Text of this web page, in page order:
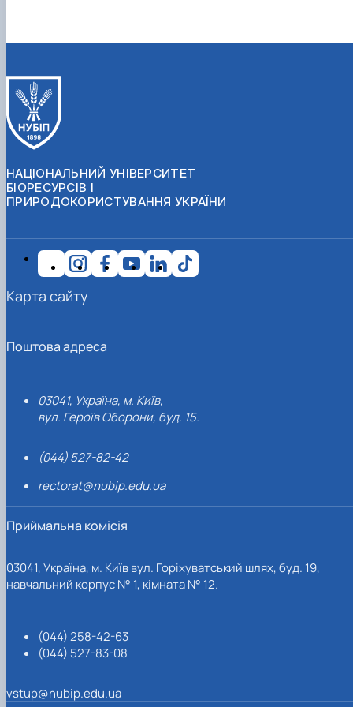
НАЦІОНАЛЬНИЙ УНІВЕРСИТЕТ
БІОРЕСУРСІВ І
ПРИРОДОКОРИСТУВАННЯ УКРАЇНИ
Поштова адреса
03041, Україна, м. Київ,
вул. Героїв Оборони, буд. 15.
(044) 527-82-42
rectorat@nubip.edu.ua
Приймальна комісія
03041, Україна, м. Київ вул. Горіхуватський шлях, буд. 19,
навчальний корпус № 1, кімната № 12.
(044) 258-42-63
(044) 527-83-08
vstup@nubip.edu.ua
Карта сайту